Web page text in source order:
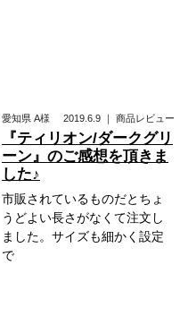
愛知県 A様 2019.6.9 ｜ 商品レビュー
『ティリオン/ダークグリ
ーン』のご感想を頂きま
した♪
市販されているものだとちょ
うどよい長さがなくて注文し
ました。サイズも細かく設定
で